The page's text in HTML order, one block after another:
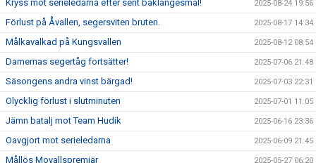
Kryss mot serieledarna efter sent baklängesmål! 2025-08-24 19:56
Förlust på Åvallen, segersviten bruten. 2025-08-17 14:34
Målkavalkad på Kungsvallen 2025-08-12 08:54
Damernas segertåg fortsätter! 2025-07-06 21:48
Säsongens andra vinst bärgad! 2025-07-03 22:31
Olycklig förlust i slutminuten 2025-07-01 11:05
Jämn batalj mot Team Hudik 2025-06-16 23:36
Oavgjort mot serieledarna 2025-06-09 21:45
Mållös Movallspremiär 2025-05-27 06:20